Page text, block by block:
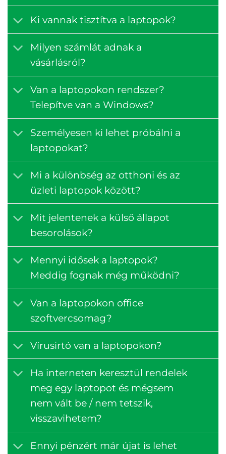
Ki vannak tisztítva a laptopok?
Milyen számlát adnak a
vásárlásról?
Van a laptopokon rendszer?
Telepítve van a Windows?
Személyesen ki lehet próbálni a
laptopokat?
Mi a különbség az otthoni és az
üzleti laptopok között?
Mit jelentenek a külső állapot
besorolások?
Mennyi idősek a laptopok?
Meddig fognak még működni?
Van a laptopokon office
szoftvercsomag?
Vírusirtó van a laptopokon?
Ha interneten keresztül rendelek
meg egy laptopot és mégsem
nem vált be / nem tetszik,
visszavihetem?
Ennyi pénzért már újat is lehet